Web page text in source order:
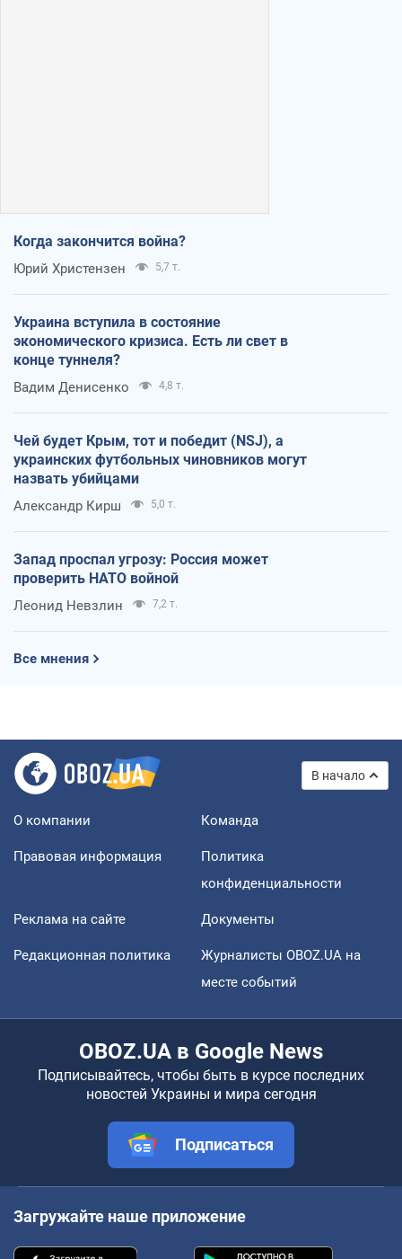
Когда закончится война?
Юрий Христензен 5,7 т.
Украина вступила в состояние
экономического кризиса. Есть ли свет в
конце туннеля?
Вадим Денисенко 4,8 т.
Чей будет Крым, тот и победит (NSJ), а
украинских футбольных чиновников могут
назвать убийцами
Александр Кирш 5,0 т.
Запад проспал угрозу: Россия может
проверить НАТО войной
Леонид Невзлин 7,2 т.
Все мнения
В начало
О компании Команда
Правовая информация
Политика
конфиденциальности
Реклама на сайте Документы
Редакционная политика
Журналисты OBOZ.UA на
месте событий
OBOZ.UA в Google News
Подписывайтесь, чтобы быть в курсе последних
новостей Украины и мира сегодня
Подписаться
Загружайте наше приложение